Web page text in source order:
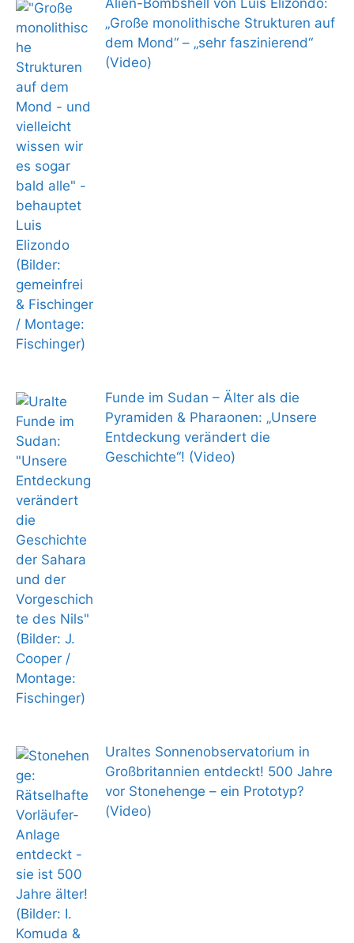
Alien-Bombshell von Luis Elizondo:
„Große monolithische Strukturen auf
dem Mond“ – „sehr faszinierend“
(Video)
Funde im Sudan – Älter als die
Pyramiden & Pharaonen: „Unsere
Entdeckung verändert die
Geschichte“! (Video)
Uraltes Sonnenobservatorium in
Großbritannien entdeckt! 500 Jahre
vor Stonehenge – ein Prototyp?
(Video)